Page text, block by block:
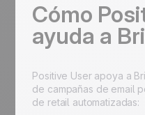
Cómo
ayuda a
Positive User apoya a
de campañas de email
de retail automatizadas: